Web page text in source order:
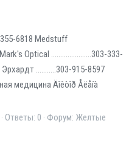
355-6818 Medstuff
Optical ......................303-333-
...........303-915-8597
медицина Äîêòîð Åëåíà
Ответы: 0 Форум: Желтые